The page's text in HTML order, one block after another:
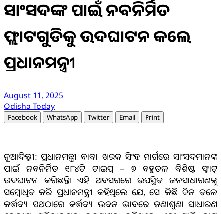
ସାଂସଦଙ୍କ ପାଇଁ ନବନିର୍ମିତ
ଫ୍ଲାଟଗୁଡିକୁ ଉଦଘାଟନ କଲେ
ପ୍ରଧାନମନ୍ତ୍ରୀ
August 11, 2025
Odisha Today
Facebook WhatsApp Twitter Email Print
ନୂଆଦିଲ୍ଲୀ: ପ୍ରଧାନମନ୍ତ୍ରୀ ବାବା ଖରକ ସିଂହ ମାର୍ଗରେ ସାଂସଦମାନଙ୍କ
ପାଇଁ ନବନିର୍ମିତ ୧୮୪ଟି ଟାଇପ୍ – ୭ ବହୁତଳ ବିଶିଷ୍ଟ ଫ୍ଲାଟ୍
ଉଦଘାଟନ କରିଛନ୍ତି। ଏହି ଅବସରରେ ଉପସ୍ଥିତ ଜନସାଧାରଣଙ୍କୁ
ସମ୍ବୋଧିତ କରି ପ୍ରଧାନମନ୍ତ୍ରୀ କହିଥିଲେ ଯେ, ସେ କିଛି ଦିନ ତଳେ
କର୍ତ୍ତବ୍ୟ ପଥଠାରେ କର୍ତ୍ତବ୍ୟ ଭବନ ଭାବରେ ଜଣାଶୁଣା ସାଧାରଣ